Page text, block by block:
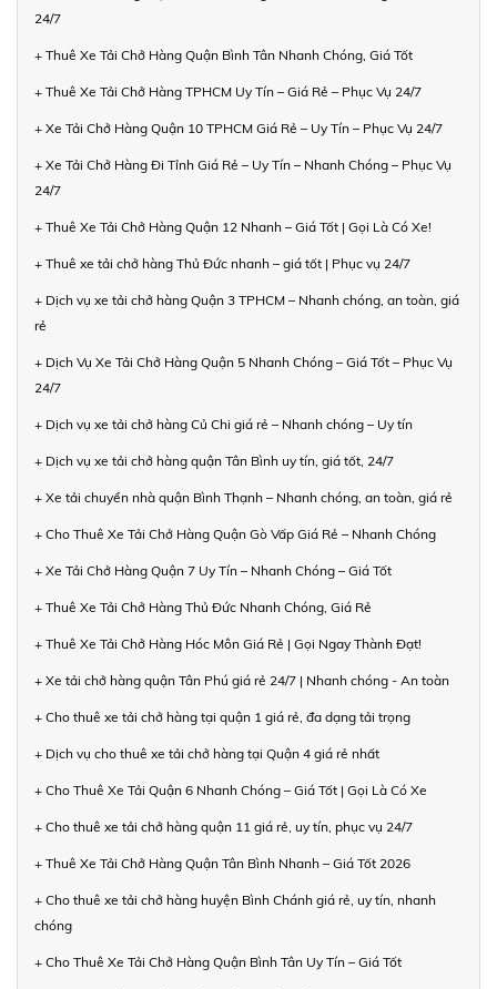
24/7
+ Thuê Xe Tải Chở Hàng Quận Bình Tân Nhanh Chóng, Giá Tốt
+ Thuê Xe Tải Chở Hàng TPHCM Uy Tín – Giá Rẻ – Phục Vụ 24/7
+ Xe Tải Chở Hàng Quận 10 TPHCM Giá Rẻ – Uy Tín – Phục Vụ 24/7
+ Xe Tải Chở Hàng Đi Tỉnh Giá Rẻ – Uy Tín – Nhanh Chóng – Phục Vụ
24/7
+ Thuê Xe Tải Chở Hàng Quận 12 Nhanh – Giá Tốt | Gọi Là Có Xe!
+ Thuê xe tải chở hàng Thủ Đức nhanh – giá tốt | Phục vụ 24/7
+ Dịch vụ xe tải chở hàng Quận 3 TPHCM – Nhanh chóng, an toàn, giá
rẻ
+ Dịch Vụ Xe Tải Chở Hàng Quận 5 Nhanh Chóng – Giá Tốt – Phục Vụ
24/7
+ Dịch vụ xe tải chở hàng Củ Chi giá rẻ – Nhanh chóng – Uy tín
+ Dịch vụ xe tải chở hàng quận Tân Bình uy tín, giá tốt, 24/7
+ Xe tải chuyển nhà quận Bình Thạnh – Nhanh chóng, an toàn, giá rẻ
+ Cho Thuê Xe Tải Chở Hàng Quận Gò Vấp Giá Rẻ – Nhanh Chóng
+ Xe Tải Chở Hàng Quận 7 Uy Tín – Nhanh Chóng – Giá Tốt
+ Thuê Xe Tải Chở Hàng Thủ Đức Nhanh Chóng, Giá Rẻ
+ Thuê Xe Tải Chở Hàng Hóc Môn Giá Rẻ | Gọi Ngay Thành Đạt!
+ Xe tải chở hàng quận Tân Phú giá rẻ 24/7 | Nhanh chóng - An toàn
+ Cho thuê xe tải chở hàng tại quận 1 giá rẻ, đa dạng tải trọng
+ Dịch vụ cho thuê xe tải chở hàng tại Quận 4 giá rẻ nhất
+ Cho Thuê Xe Tải Quận 6 Nhanh Chóng – Giá Tốt | Gọi Là Có Xe
+ Cho thuê xe tải chở hàng quận 11 giá rẻ, uy tín, phục vụ 24/7
+ Thuê Xe Tải Chở Hàng Quận Tân Bình Nhanh – Giá Tốt 2026
+ Cho thuê xe tải chở hàng huyện Bình Chánh giá rẻ, uy tín, nhanh
chóng
+ Cho Thuê Xe Tải Chở Hàng Quận Bình Tân Uy Tín – Giá Tốt